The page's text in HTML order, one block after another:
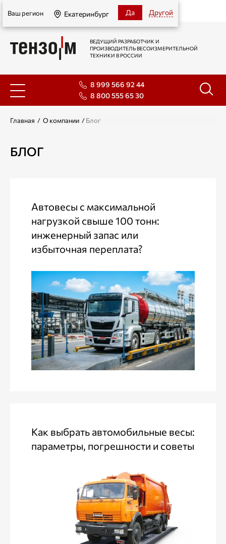
Екатеринбург
Ваш регион Екатеринбург Да Другой
ВЕДУЩИЙ РАЗРАБОТЧИК И
ПРОИЗВОДИТЕЛЬ ВЕСОИЗМЕРИТЕЛЬНОЙ
ТЕХНИКИ В РОССИИ
8 999 566 92 44
8 800 555 65 30
Главная / О компании /Блог
БЛОГ
Автовесы с максимальной
нагрузкой свыше 100 тонн:
инженерный запас или
избыточная переплата?
Как выбрать автомобильные весы:
параметры, погрешности и советы